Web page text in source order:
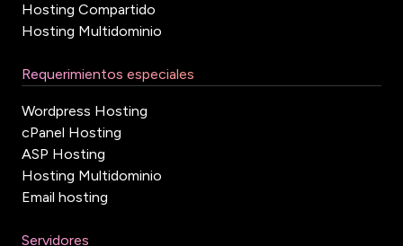
Hosting Compartido
Hosting Multidominio
Requerimientos especiales
Wordpress Hosting
cPanel Hosting
ASP Hosting
Hosting Multidominio
Email hosting
Servidores